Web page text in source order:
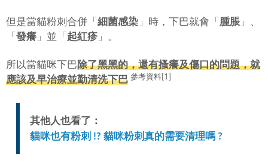
但是當貓粉刺合併「 細菌感染 」時，下巴就會「 腫脹 」、
「 發癢 」並「 起紅疹 」。
所以當貓咪下巴除了黑黑的，還有搔癢及傷口的問題，就
應該及早治療並勤清洗下巴 參考資料[1]
其他人也看了：
貓咪也有粉刺 !? 貓咪粉刺真的需要清理嗎 ?